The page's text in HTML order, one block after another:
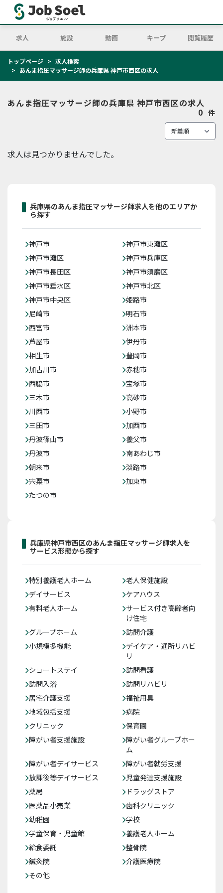
求人 施設 動画 キープ 閲覧履歴
トップページ
求人検索
あんま指圧マッサージ師の兵庫県 神戸市西区の求人
あんま指圧マッサージ師の兵庫県 神戸市西区の求人
0 件
求人は見つかりませんでした。
兵庫県のあんま指圧マッサージ師求人を他のエリアか
ら探す
神戸市
神戸市東灘区
神戸市灘区
神戸市兵庫区
神戸市長田区
神戸市須磨区
神戸市垂水区
神戸市北区
神戸市中央区
姫路市
尼崎市
明石市
西宮市
洲本市
芦屋市
伊丹市
相生市
豊岡市
加古川市
赤穂市
西脇市
宝塚市
三木市
高砂市
川西市
小野市
三田市
加西市
丹波篠山市
養父市
丹波市
南あわじ市
朝来市
淡路市
宍粟市
加東市
たつの市
兵庫県神戸市西区のあんま指圧マッサージ師求人を
サービス形態から探す
特別養護老人ホーム
老人保健施設
デイサービス
ケアハウス
有料老人ホーム
サービス付き高齢者向
け住宅
グループホーム
訪問介護
小規模多機能
デイケア・通所リハビ
リ
ショートステイ
訪問看護
訪問入浴
訪問リハビリ
居宅介護支援
福祉用具
地域包括支援
病院
クリニック
保育園
障がい者支援施設
障がい者グループホー
ム
障がい者デイサービス
障がい者就労支援
放課後等デイサービス
児童発達支援施設
薬局
ドラッグストア
医薬品小売業
歯科クリニック
幼稚園
学校
学童保育・児童館
養護老人ホーム
給食委託
整骨院
鍼灸院
介護医療院
その他